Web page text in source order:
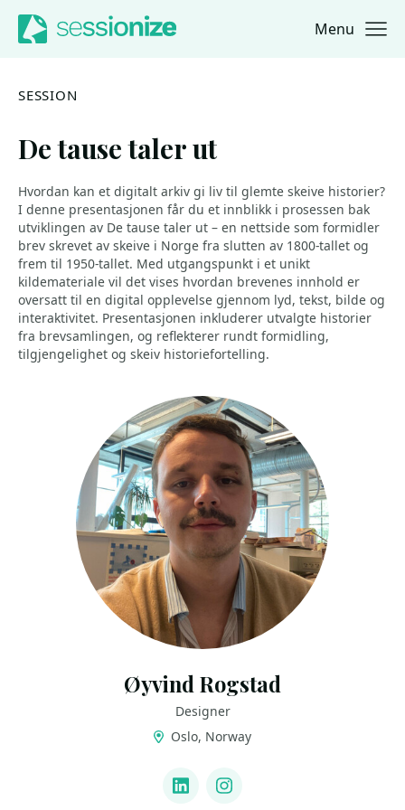
Jump to navigation
Jump to content Menu
SESSION
De tause taler ut
Hvordan kan et digitalt arkiv gi liv til glemte skeive historier?
I denne presentasjonen får du et innblikk i prosessen bak
utviklingen av De tause taler ut – en nettside som formidler
brev skrevet av skeive i Norge fra slutten av 1800-tallet og
frem til 1950-tallet. Med utgangspunkt i et unikt
kildemateriale vil det vises hvordan brevenes innhold er
oversatt til en digital opplevelse gjennom lyd, tekst, bilde og
interaktivitet. Presentasjonen inkluderer utvalgte historier
fra brevsamlingen, og reflekterer rundt formidling,
tilgjengelighet og skeiv historiefortelling.
Øyvind Rogstad
Designer
Oslo, Norway
LinkedInInstagram